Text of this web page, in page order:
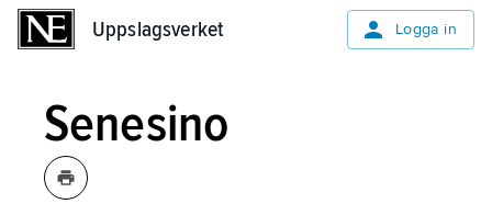
Uppslagsverket Logga in
Senesino